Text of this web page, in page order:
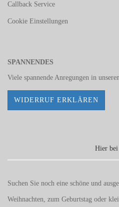
Callback Service
Cookie Einstellungen
SPANNENDES
Viele spannende Anregungen in
WIDERRUF ERKLÄREN
Hier bei
Suchen Sie noch eine schöne und
Weihnachten, zum Geburtstag oder